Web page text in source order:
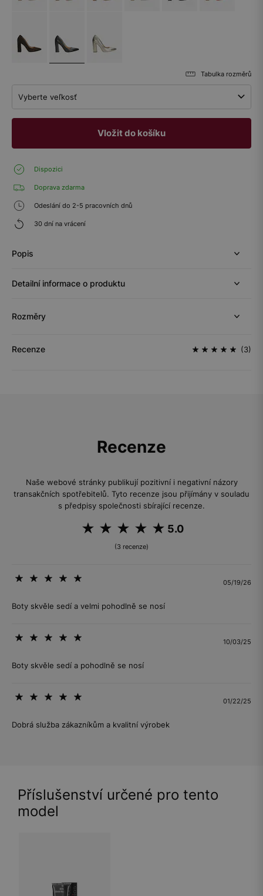
Tabulka rozměrů
Vyberte veľkosť
Vložit do košíku
Dispozici
Doprava zdarma
Odeslání do 2-5 pracovních dnů
30 dní na vrácení
Popis
Detailní informace o produktu
Rozměry
Recenze (3)
Recenze
Naše webové stránky publikují pozitivní i negativní názory
transakčních spotřebitelů. Tyto recenze jsou přijímány v souladu
s předpisy společnosti sbírající recenze.
5.0
(3 recenze)
05/19/26
Boty skvěle sedí a velmi pohodlně se nosí
10/03/25
Boty skvěle sedí a pohodlně se nosí
01/22/25
Dobrá služba zákazníkům a kvalitní výrobek
Příslušenství určené pro tento
model